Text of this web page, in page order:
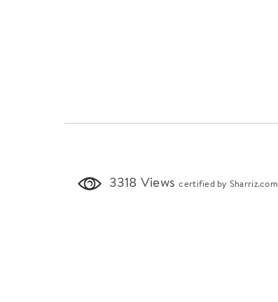
3318 Viewscertified by Sharriz.com